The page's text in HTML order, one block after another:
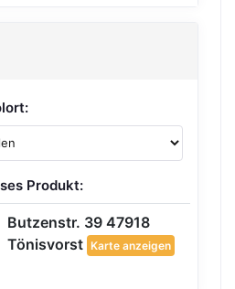
Produkt:
Butzenstr. 39 47918
Tönisvorst Karte anzeigen